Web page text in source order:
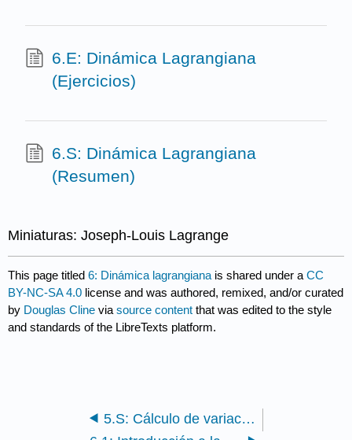
6.E: Dinámica Lagrangiana
(Ejercicios)
6.S: Dinámica Lagrangiana
(Resumen)
Miniaturas: Joseph-Louis Lagrange
This page titled6: Dinámica lagrangiana is shared under aCC
BY-NC-SA 4.0 license and was authored, remixed, and/or curated
by Douglas Cline viasource content that was edited to the style
and standards of the LibreTexts platform.
5.S: Cálculo de variaciones (Resumen)